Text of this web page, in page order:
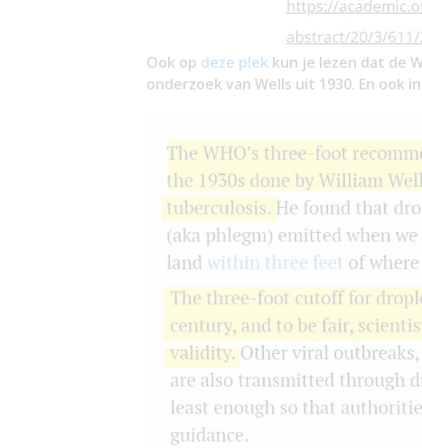
Ook op deze plek kun je lezen dat de
onderzoek van Wells uit 1930. En ook